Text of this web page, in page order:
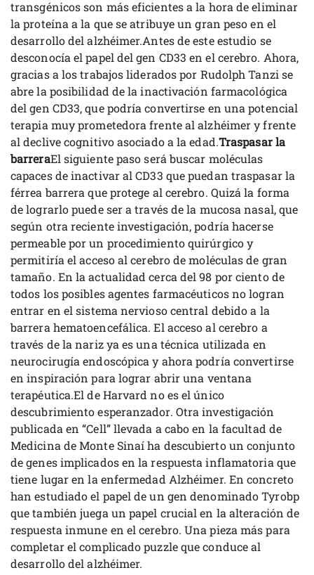
transgénicos son más eficientes a la hora de eliminar
la proteína a la que se atribuye un gran peso en el
desarrollo del alzhéimer.Antes de este estudio se
desconocía el papel del gen CD33 en el cerebro. Ahora,
gracias a los trabajos liderados por Rudolph Tanzi se
abre la posibilidad de la inactivación farmacológica
del gen CD33, que podría convertirse en una potencial
terapia muy prometedora frente al alzhéimer y frente
al declive cognitivo asociado a la edad.Traspasar la
barreraEl siguiente paso será buscar moléculas
capaces de inactivar al CD33 que puedan traspasar la
férrea barrera que protege al cerebro. Quizá la forma
de lograrlo puede ser a través de la mucosa nasal, que
según otra reciente investigación, podría hacerse
permeable por un procedimiento quirúrgico y
permitiría el acceso al cerebro de moléculas de gran
tamaño. En la actualidad cerca del 98 por ciento de
todos los posibles agentes farmacéuticos no logran
entrar en el sistema nervioso central debido a la
barrera hematoencefálica. El acceso al cerebro a
través de la nariz ya es una técnica utilizada en
neurocirugía endoscópica y ahora podría convertirse
en inspiración para lograr abrir una ventana
terapéutica.El de Harvard no es el único
descubrimiento esperanzador. Otra investigación
publicada en “Cell” llevada a cabo en la facultad de
Medicina de Monte Sinaí ha descubierto un conjunto
de genes implicados en la respuesta inflamatoria que
tiene lugar en la enfermedad Alzhéimer. En concreto
han estudiado el papel de un gen denominado Tyrobp
que también juega un papel crucial en la alteración de
respuesta inmune en el cerebro. Una pieza más para
completar el complicado puzzle que conduce al
desarrollo del alzhéimer.